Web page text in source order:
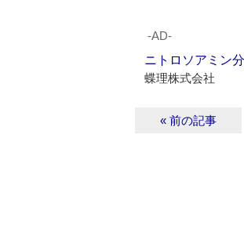
‐AD‐
ニトロソアミン
蝶理株式会社
« 前の記事